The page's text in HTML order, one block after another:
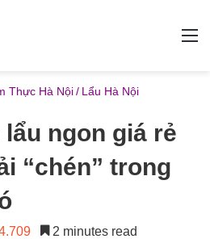
Thực Hà Nội/ Lẩu Hà Nội
lẩu ngon giá rẻ
“chén” trong
2 minutes read